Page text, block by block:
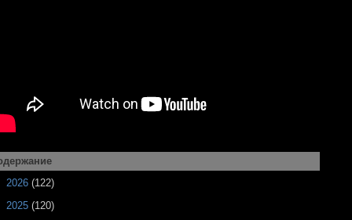
2026(122)
2025(120)